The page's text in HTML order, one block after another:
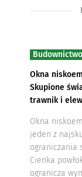
Budownictwo
Okna
Skupione
trawnik i
Okna
jeden z
ograniczania
Cienka
ogranicza